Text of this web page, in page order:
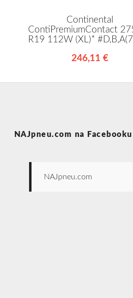
Continental
ContiPremiumContact
R19 112W (XL)*
246,11 €
NAJpneu.com na Facebooku
NAJpneu.com